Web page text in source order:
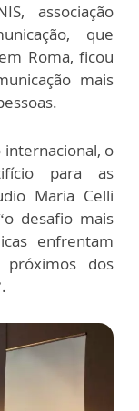
associação
que
Roma, ficou
mais
internacional, o
para as
Maria Celli
desafio mais
enfrentam
dos